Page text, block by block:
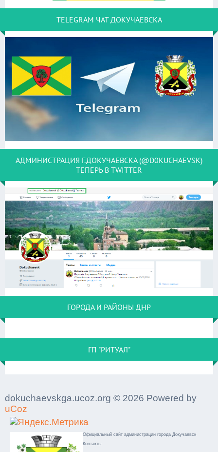
TELEGRAM ЧАТ ДОКУЧАЕВСКА
АДМИНИСТРАЦИЯ Г.ДОКУЧАЕВСКА (@D0KUCHAEVSK)
ТЕПЕРЬ В TWITTER
ГОРОДА И РАЙОНЫ ДНР
ГП "РИТУАЛ"
dokuchaevskga.ucoz.org © 2026 Powered by
uCoz
Официальный сайт администрации города Докучаевск
Контакты: